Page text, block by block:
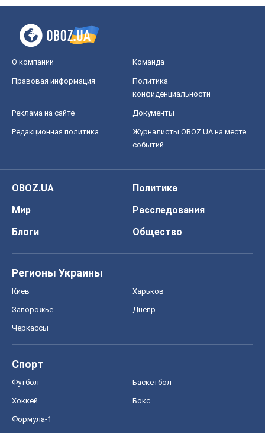
О компании Команда
Правовая информация
Политика
конфиденциальности
Реклама на сайте Документы
Редакционная политика
Журналисты OBOZ.UA на месте
событий
OBOZ.UA
Политика
Мир
Расследования
Блоги
Общество
Регионы Украины
Киев Харьков
Запорожье Днепр
Черкассы
Спорт
Футбол Баскетбол
Хоккей Бокс
Формула-1